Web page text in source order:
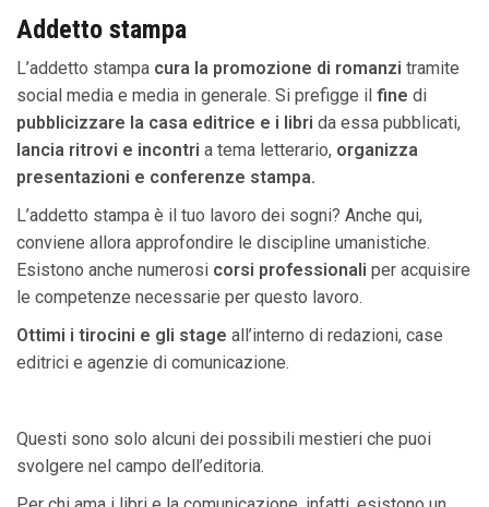
Addetto stampa
L’addetto stampa cura la promozione di romanzi tramite
social media e media in generale. Si prefigge il fine di
pubblicizzare la casa editrice e i libri da essa pubblicati,
lancia ritrovi e incontri a tema letterario, organizza
presentazioni e conferenze stampa.
L’addetto stampa è il tuo lavoro dei sogni? Anche qui,
conviene allora approfondire le discipline umanistiche.
Esistono anche numerosi corsi professionali per acquisire
le competenze necessarie per questo lavoro.
Ottimi i tirocini e gli stage all’interno di redazioni, case
editrici e agenzie di comunicazione.
Questi sono solo alcuni dei possibili mestieri che puoi
svolgere nel campo dell’editoria.